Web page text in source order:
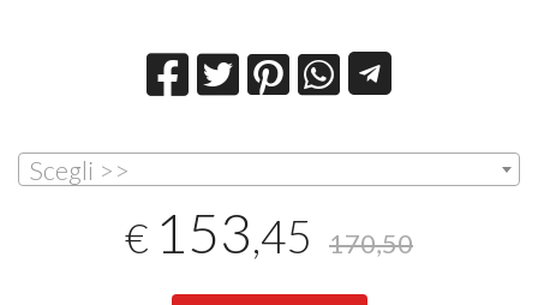
Scegli >>
€ 153,45 170,50